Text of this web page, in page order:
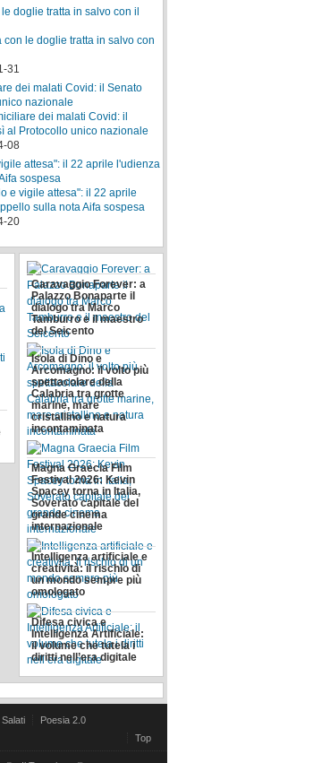
con le doglie tratta in salvo con
31
dei malati Covid: il
al Protocollo unico nazionale
08
e vigile attesa": il 22 aprile
sulla nota Aifa sospesa
20
Caravaggio Forever: a
Palazzo Bonaparte il
dialogo tra Marco
Tamburro e il maestro
del Seicento
Isola di Dino e
Arcomagno: il volto più
spettacolare della
Calabria tra grotte
marine, mare
cristallino e natura
incontaminata
Magna Graecia Film
Festival 2026: Kevin
Spacey torna in Italia,
Soverato capitale del
grande cinema
internazionale
Intelligenza artificiale e
creatività: il rischio di
un mondo sempre più
omologato
Difesa civica e
Intelligenza Artificiale:
il volume che tutela i
diritti nell’era digitale
Poesia 2.0
Top